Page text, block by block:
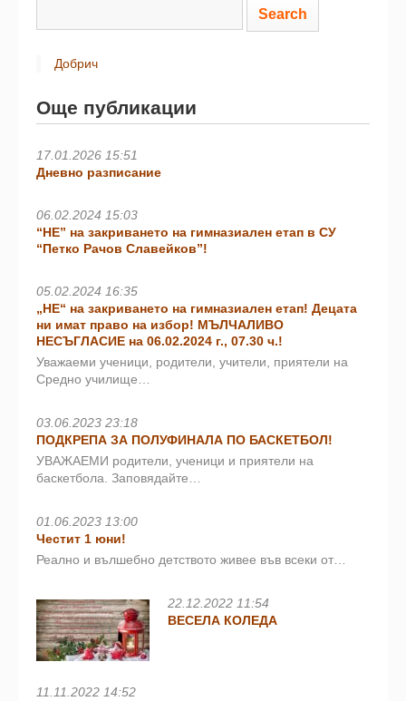
Добрич
Още публикации
17.01.2026 15:51
Дневно разписание
06.02.2024 15:03
“НЕ” на закриването на гимназиален етап в СУ
“Петко Рачов Славейков”!
05.02.2024 16:35
„НЕ“ на закриването на гимназиален етап! Децата
ни имат право на избор! МЪЛЧАЛИВО
НЕСЪГЛАСИЕ на 06.02.2024 г., 07.30 ч.!
Уважаеми ученици, родители, учители, приятели на
Средно училище…
03.06.2023 23:18
ПОДКРЕПА ЗА ПОЛУФИНАЛА ПО БАСКЕТБОЛ!
УВАЖАЕМИ родители, ученици и приятели на
баскетбола. Заповядайте…
01.06.2023 13:00
Честит 1 юни!
Реално и вълшебно детството живее във всеки от…
22.12.2022 11:54
ВЕСЕЛА КОЛЕДА
11.11.2022 14:52